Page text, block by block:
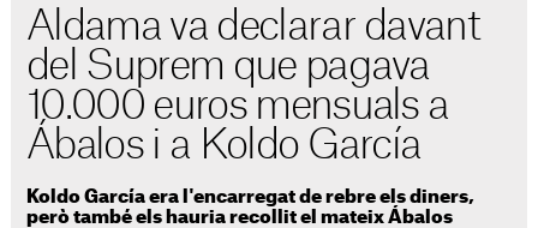
Aldama va declarar davant
del Suprem que pagava
10.000 euros mensuals a
Ábalos i a Koldo García
Koldo García era l'encarregat de rebre els diners,
però també els hauria recollit el mateix Ábalos